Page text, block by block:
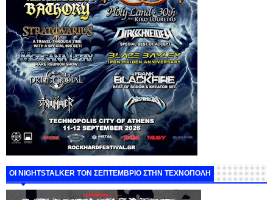
ΟΙ NIGHTSTALKER ΤΟΝ ΣΕΠΤΕΜΒΡΙΟ ΣΤΗΝ ΤΕΧΝΟΠΟΛΗ